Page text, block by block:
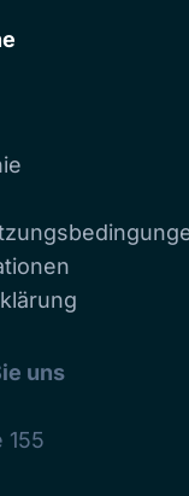
uns
155